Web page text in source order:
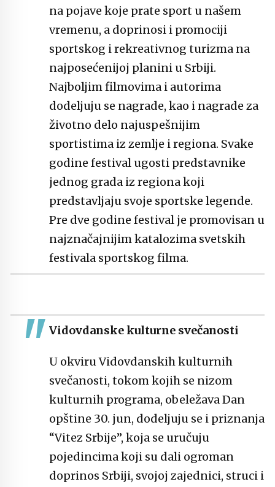
na pojave koje prate sport u našem
vremenu, a doprinosi i promociji
sportskog i rekreativnog turizma na
najposećenijoj planini u Srbiji.
Najboljim filmovima i autorima
dodeljuju se nagrade, kao i nagrade za
životno delo najuspešnijim
sportistima iz zemlje i regiona. Svake
godine festival ugosti predstavnike
jednog grada iz regiona koji
predstavljaju svoje sportske legende.
Pre dve godine festival je promovisan u
najznačajnijim katalozima svetskih
festivala sportskog filma.
Vidovdanske kulturne svečanosti
U okviru Vidovdanskih kulturnih
svečanosti, tokom kojih se nizom
kulturnih programa, obeležava Dan
opštine 30. jun, dodeljuju se i priznanja
“Vitez Srbije”, koja se uručuju
pojedincima koji su dali ogroman
doprinos Srbiji, svojoj zajednici, struci i